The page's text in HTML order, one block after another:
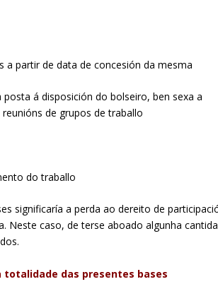
a partir de data de concesión da mesma
á disposición do bolseiro, ben sexa a
de grupos de traballo
do traballo
significaría a perda ao dereito de
Neste caso, de terse aboado algunha
das presentes bases